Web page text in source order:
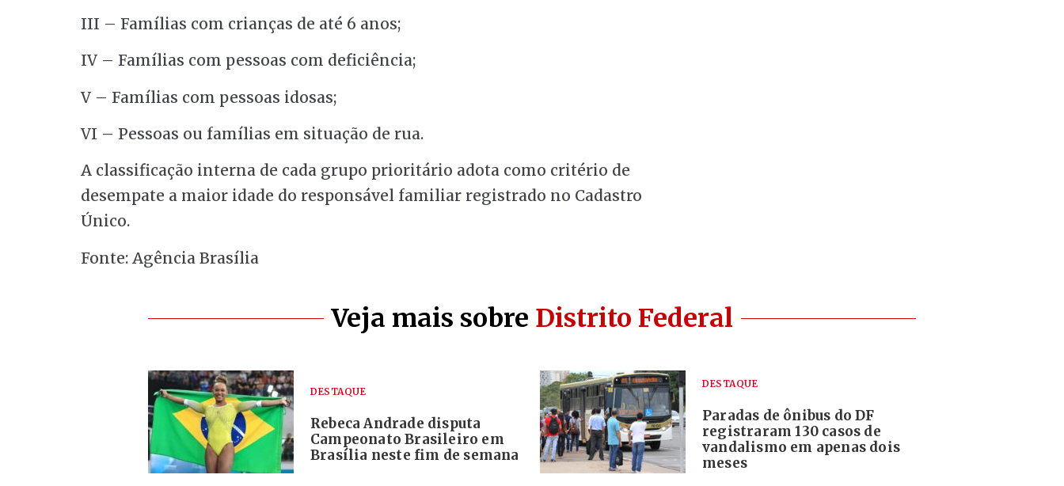
III – Famílias com crianças de até 6 anos;
IV – Famílias com pessoas com deficiência;
V – Famílias com pessoas idosas;
VI – Pessoas ou famílias em situação de rua.
A classificação interna de cada grupo prioritário adota como critério de
desempate a maior idade do responsável familiar registrado no Cadastro
Único.
Fonte: Agência Brasília
Veja mais sobre Distrito Federal
DESTAQUE
Rebeca Andrade disputa
Campeonato Brasileiro em
Brasília neste fim de semana
DESTAQUE
Paradas de ônibus do DF
registraram 130 casos de
vandalismo em apenas dois
meses